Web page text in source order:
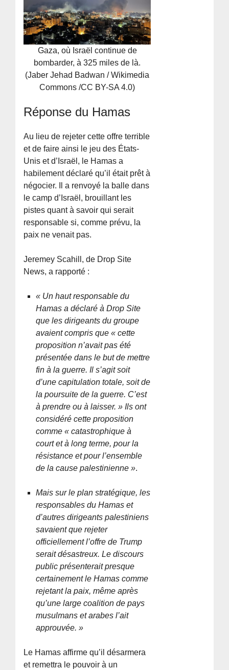
Gaza, où Israël continue de
bombarder, à 325 miles de là.
(Jaber Jehad Badwan / Wikimedia
Commons /CC BY-SA 4.0)
Réponse du Hamas
Au lieu de rejeter cette offre terrible
et de faire ainsi le jeu des États-
Unis et d’Israël, le Hamas a
habilement déclaré qu’il était prêt à
négocier. Il a renvoyé la balle dans
le camp d’Israël, brouillant les
pistes quant à savoir qui serait
responsable si, comme prévu, la
paix ne venait pas.
Jeremey Scahill, de Drop Site
News, a rapporté :
« Un haut responsable du
Hamas a déclaré à Drop Site
que les dirigeants du groupe
avaient compris que « cette
proposition n’avait pas été
présentée dans le but de mettre
fin à la guerre. Il s’agit soit
d’une capitulation totale, soit de
la poursuite de la guerre. C’est
à prendre ou à laisser. » Ils ont
considéré cette proposition
comme « catastrophique à
court et à long terme, pour la
résistance et pour l’ensemble
de la cause palestinienne ».
Mais sur le plan stratégique, les
responsables du Hamas et
d’autres dirigeants palestiniens
savaient que rejeter
officiellement l’offre de Trump
serait désastreux. Le discours
public présenterait presque
certainement le Hamas comme
rejetant la paix, même après
qu’une large coalition de pays
musulmans et arabes l’ait
approuvée. »
Le Hamas affirme qu’il désarmera
et remettra le pouvoir à un